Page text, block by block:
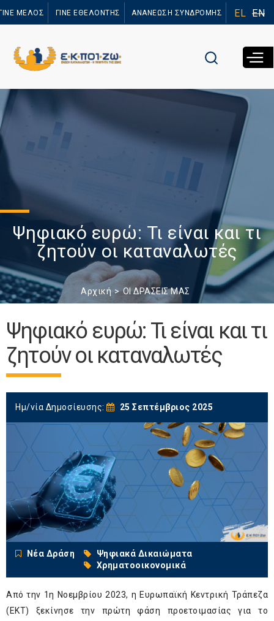
προς το
ΜΕΛΟΣ ΓΙΝΕ ΕΘΕΛΟΝΤΗΣ ΑΝΑΝΕΩΣΗ ΣΥΝΔΡΟΜΗΣ EL EN
Ψηφιακό ευρώ: Τι είναι και τι
ζητούν οι καταναλωτές
Αρχική ΟΙ ΔΡΑΣΕΙΣ ΜΑΣ
Ψηφιακό ευρώ: Τι είναι και τι
ζητούν οι καταναλωτές
Ημ/νία Δημοσίευσης: 25 Σεπτέμβριος 2025
Νέα Δράση
Ψηφιακά Δικαιώματα
Χρηματοοικονομικά
Από την 1η Νοεμβρίου 2023, η Ευρωπαϊκή Κεντρική Τράπεζα
(ΕΚΤ) ξεκίνησε την πρώτη φάση προετοιμασίας για το